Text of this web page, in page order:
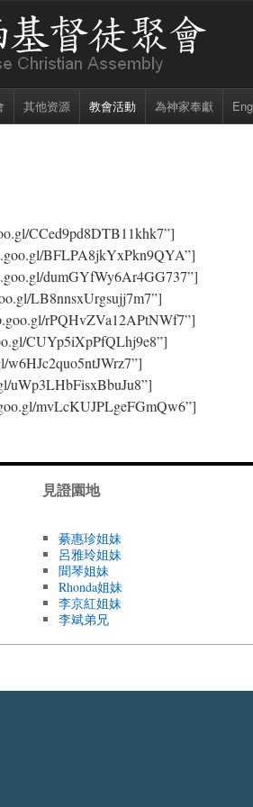
其他资源 教會活動 為神家奉獻
CCed9pd8DTB11khk7”]
BFLPA8jkYxPkn9QYA”]
dumGYfWy6Ar4GG737”]
LB8nnsxUrgsujj7m7”]
rPQHvZVa12APtNWf7”]
CUYp5iXpPfQLhj9e8”]
w6HJc2quo5ntJWrz7”]
uWp3LHbFisxBbuJu8”]
mvLcKUJPLgeFGmQw6”]
見證園地
綦惠珍姐妹
呂雅玲姐妹
聞琴姐妹
Rhonda姐妹
李京紅姐妹
李斌弟兄